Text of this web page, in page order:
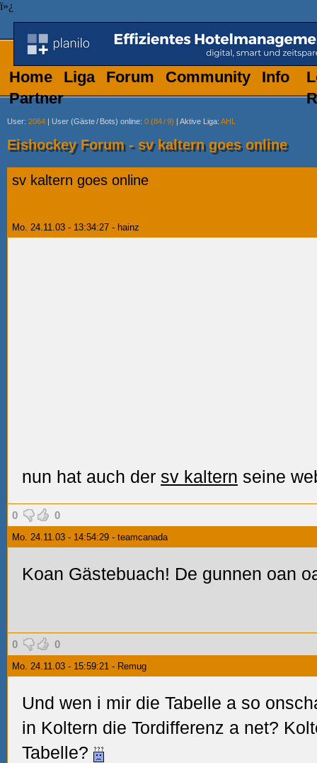
ï»¿
Home Liga Forum Community
Info
Partner
User: 2064 | User (Gäste/ Bots) online: 0 (84/9) | Aktive Liga: AHL
Eishockey Forum - sv kaltern goes online
sv kaltern goes online
Mo. 24.11.03 - 13:34:27 - hainz
nun hat auch der sv kaltern seine
0 0
Mo. 24.11.03 - 14:54:29 - teamcanada
Koan Gästebuach! De gunnen oan
0 0
Mo. 24.11.03 - 15:59:21 - Remug
Und wen i mir die Tabelle a so
in Koltern die Tordifferenz a net?
Tabelle?